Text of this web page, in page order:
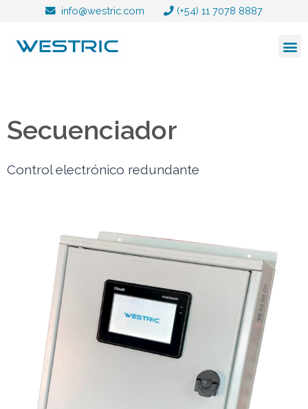
contenido
info@westric.com (+54) 11 7078 8887
Secuenciador
Control electrónico redundante